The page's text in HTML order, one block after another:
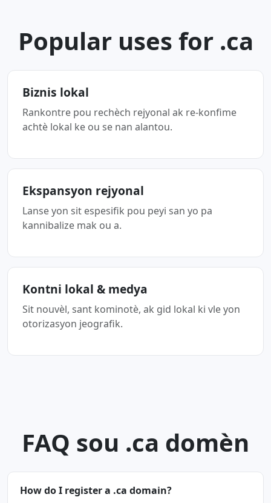
Popular uses for .ca
Biznis lokal
Rankontre pou rechèch rejyonal ak re-konfime
achtè lokal ke ou se nan alantou.
Ekspansyon rejyonal
Lanse yon sit espesifik pou peyi san yo pa
kannibalize mak ou a.
Kontni lokal & medya
Sit nouvèl, sant kominotè, ak gid lokal ki vle yon
otorizasyon jeografik.
FAQ sou .ca domèn
How do I register a .ca domain?